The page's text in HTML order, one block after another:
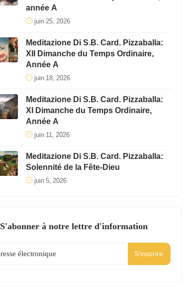
année A
juin 25, 2026
Meditazione Di S.B. Card. Pizzaballa:
XII Dimanche du Temps Ordinaire,
Année A
juin 18, 2026
Meditazione Di S.B. Card. Pizzaballa:
XI Dimanche du Temps Ordinaire,
Année A
juin 11, 2026
Meditazione Di S.B. Card. Pizzaballa:
Solennité de la Fête-Dieu
juin 5, 2026
S'abonner à notre lettre d'information
S'inscrire